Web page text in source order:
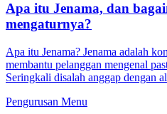
Apa itu Jenama, dan
mengaturnya?
Apa itu Jenama? Jenama adalah
membantu pelanggan mengenal
Seringkali disalah anggap dengan
Pengurusan Menu